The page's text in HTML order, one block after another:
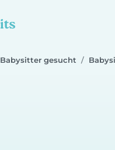
Babysitter gesucht